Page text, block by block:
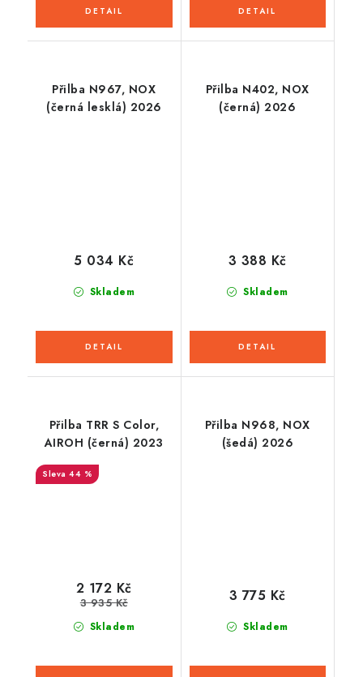
Přilba N967, NOX
(černá lesklá) 2026
Skladem
5 034 Kč
Přilba N402, NOX
(černá) 2026
Skladem
3 388 Kč
Přilba TRR S Color,
AIROH (černá) 2023
44 %
Skladem
2 172 Kč
3 935 Kč
Přilba N968, NOX
(šedá) 2026
Skladem
3 775 Kč